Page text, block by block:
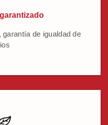
de igualdad de